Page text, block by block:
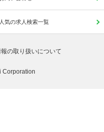
人気の求人検索一覧
の取り扱いについて
Corporation